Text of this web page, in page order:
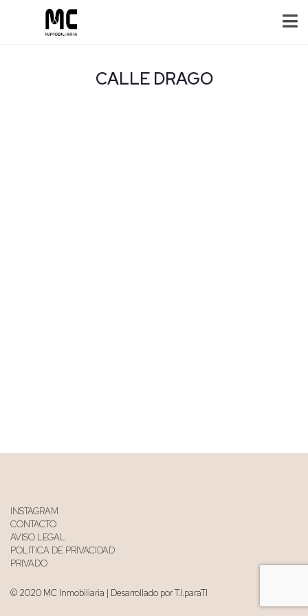
CALLE DRAGO
INSTAGRAM
CONTACTO
AVISO LEGAL
POLITICA DE PRIVACIDAD
PRIVADO
© 2020 MC Inmobiliaria | Desarrollado por T.I.paraTI